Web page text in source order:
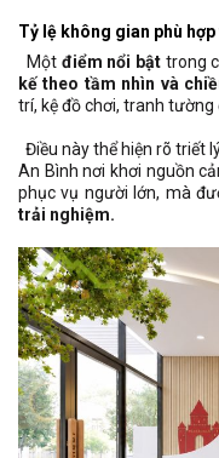
Tỷ lệ không gian phù
Một điểm nổi bật trong
kế theo tầm nhìn và
trí, kệ đồ chơi, tranh tường
Điều này thể hiện rõ triết
An Bình nơi khơi nguồn
phục vụ người lớn, mà
trải nghiệm.